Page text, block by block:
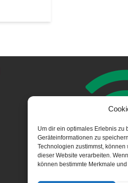
Um dir ein optimales Erlebnis zu
Geräteinformationen zu
Technologien zustimmst,
dieser Website verarbeiten.
können bestimmte Merkmale